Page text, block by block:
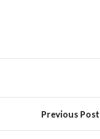
Previous Post